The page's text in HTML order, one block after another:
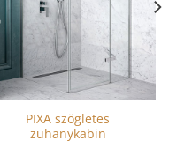
PIXA szögletes
zuhanykabin